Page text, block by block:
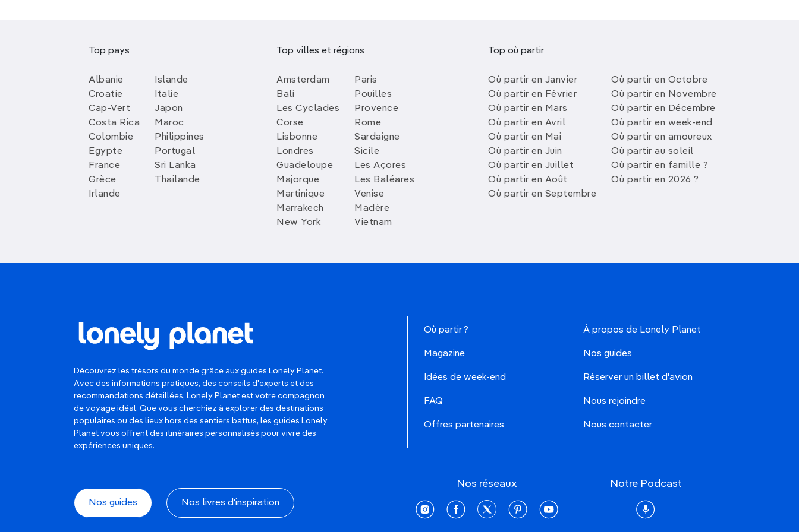
Top pays
Albanie
Croatie
Cap-Vert
Costa Rica
Colombie
Egypte
France
Grèce
Irlande
Islande
Italie
Japon
Maroc
Philippines
Portugal
Sri Lanka
Thailande
Top villes et régions
Amsterdam
Bali
Les Cyclades
Corse
Lisbonne
Londres
Guadeloupe
Majorque
Martinique
Marrakech
New York
Paris
Pouilles
Provence
Rome
Sardaigne
Sicile
Les Açores
Les Baléares
Venise
Madère
Vietnam
Top où partir
Où partir en Janvier
Où partir en Février
Où partir en Mars
Où partir en Avril
Où partir en Mai
Où partir en Juin
Où partir en Juillet
Où partir en Août
Où partir en Septembre
Où partir en Octobre
Où partir en Novembre
Où partir en Décembre
Où partir en week-end
Où partir en amoureux
Où partir au soleil
Où partir en famille ?
Où partir en 2026 ?
Découvrez les trésors du monde grâce aux guides Lonely Planet.
Avec des informations pratiques, des conseils d'experts et des
recommandations détaillées, Lonely Planet est votre compagnon
de voyage idéal. Que vous cherchiez à explorer des destinations
populaires ou des lieux hors des sentiers battus, les guides Lonely
Planet vous offrent des itinéraires personnalisés pour vivre des
expériences uniques.
Nos guides Nos livres d'inspiration
Où partir ?
Magazine
Idées de week-end
FAQ
Offres partenaires
À propos de Lonely Planet
Nos guides
Réserver un billet d'avion
Nous rejoindre
Nous contacter
Nos réseaux
instagramfacebooktwitter pinterestyoutube
Notre Podcast
Podcast